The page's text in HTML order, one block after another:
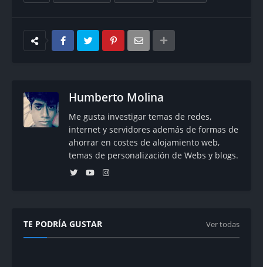
Humberto Molina
Me gusta investigar temas de redes,
internet y servidores además de formas de
ahorrar en costes de alojamiento web,
temas de personalización de Webs y blogs.
TE PODRÍA GUSTAR Ver todas